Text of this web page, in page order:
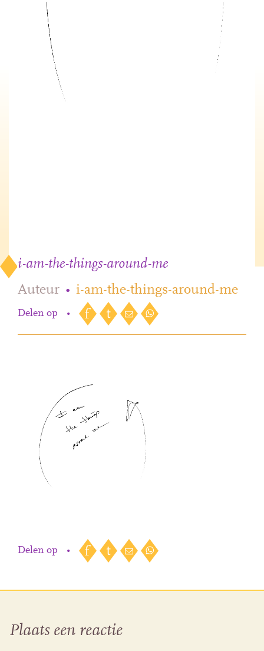
i-am-the-things-around-me
Auteur • i-am-the-things-around-me
Delen op •
Delen op •
Plaats een reactie